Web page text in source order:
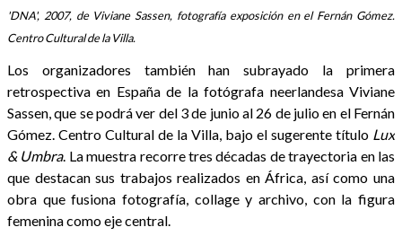
'DNA', 2007, de Viviane Sassen, fotografía exposición en el Fernán Gómez.
Centro Cultural de la Villa.
Los organizadores también han subrayado la primera
retrospectiva en España de la fotógrafa neerlandesa Viviane
Sassen, que se podrá ver del 3 de junio al 26 de julio en el Fernán
Gómez. Centro Cultural de la Villa, bajo el sugerente título Lux
& Umbra. La muestra recorre tres décadas de trayectoria en las
que destacan sus trabajos realizados en África, así como una
obra que fusiona fotografía, collage y archivo, con la figura
femenina como eje central.